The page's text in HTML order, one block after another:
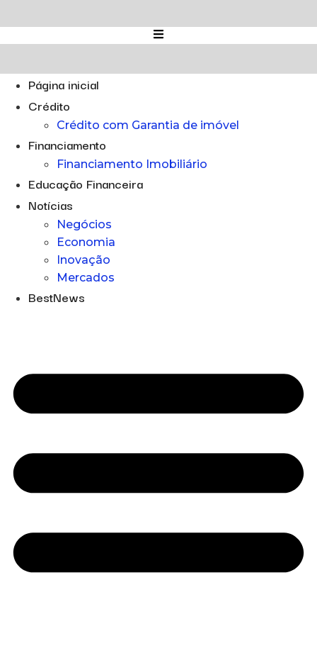
para
o
Página inicial
Crédito
Crédito com Garantia de imóvel
Financiamento
Financiamento Imobiliário
Educação Financeira
Notícias
Negócios
Economia
Inovação
Mercados
BestNews